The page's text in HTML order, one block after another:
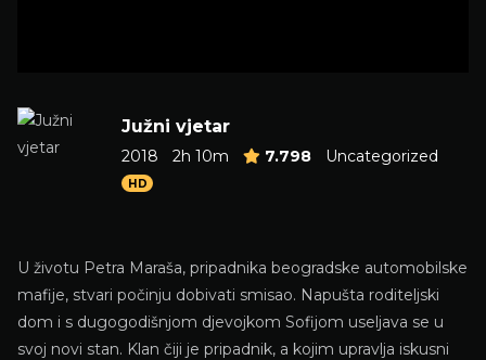
Južni vjetar
2018 2h 10m 7.798 Uncategorized
HD
U životu Petra Maraša, pripadnika beogradske automobilske
mafije, stvari počinju dobivati smisao. Napušta roditeljski
dom i s dugogodišnjom djevojkom Sofijom useljava se u
svoj novi stan. Klan čiji je pripadnik, a kojim upravlja iskusni